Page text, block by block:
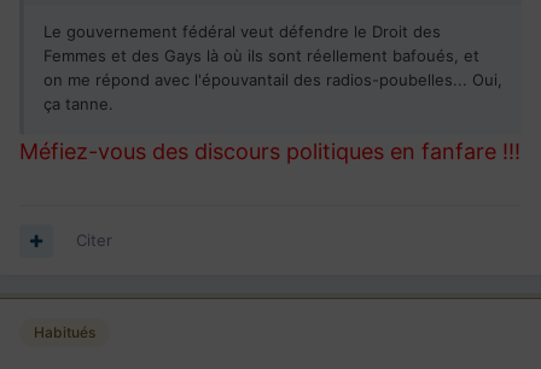
Le gouvernement fédéral veut défendre le Droit des
Femmes et des Gays là où ils sont réellement bafoués, et
on me répond avec l'épouvantail des radios-poubelles... Oui,
ça tanne.
Méfiez-vous des discours politiques en fanfare !!!
Citer
Habitués